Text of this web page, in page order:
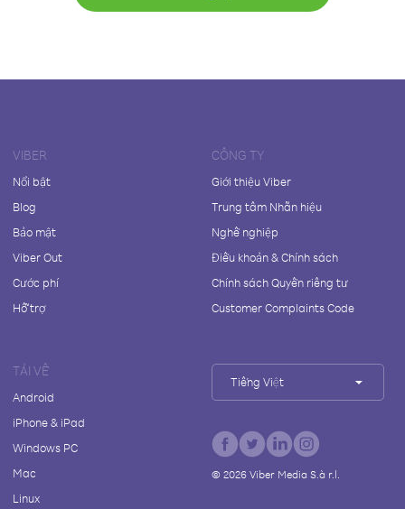
VIBER
Nổi bật
Blog
Bảo mật
Viber Out
Cước phí
Hỗ trợ
CÔNG TY
Giới thiệu Viber
Trung tâm Nhãn hiệu
Nghề nghiệp
Điều khoản & Chính sách
Chính sách Quyền riêng tư
Customer Complaints Code
TẢI VỀ
Android
iPhone & iPad
Windows PC
Mac
Linux
Tiếng Việt
© 2026Viber Media S.à r.l.